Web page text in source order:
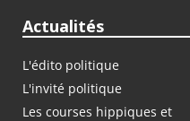
Actualités
L'édito politique
L'invité politique
Les courses hippiques et